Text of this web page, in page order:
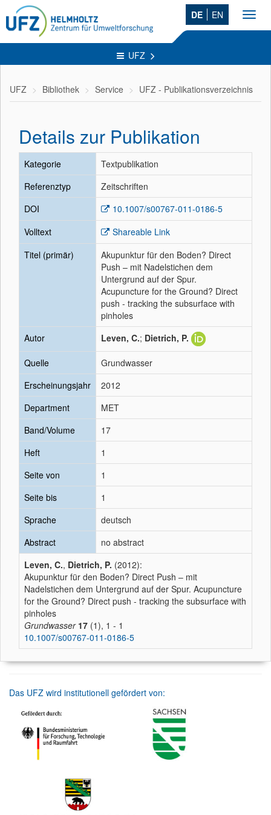
DE EN
UFZ
UFZ Bibliothek Service UFZ - Publikationsverzeichnis
Details zur Publikation
Kategorie
Textpublikation
Referenztyp
Zeitschriften
DOI
10.1007/s00767-011-0186-5
Volltext
Shareable Link
Titel (primär)
Akupunktur für den Boden? Direct
Push – mit Nadelstichen dem
Untergrund auf der Spur.
Acupuncture for the Ground? Direct
push - tracking the subsurface with
pinholes
Autor
Leven, C.; Dietrich, P.
Quelle
Grundwasser
Erscheinungsjahr
2012
Department
MET
Band/Volume
17
Heft
1
Seite von
1
Seite bis
1
Sprache
deutsch
Abstract
no abstract
Leven, C., Dietrich, P. (2012):
Akupunktur für den Boden? Direct Push – mit
Nadelstichen dem Untergrund auf der Spur. Acupuncture
for the Ground? Direct push - tracking the subsurface with
pinholes
Grundwasser 17 (1), 1 - 1
10.1007/s00767-011-0186-5
Das UFZ wird institutionell gefördert von: